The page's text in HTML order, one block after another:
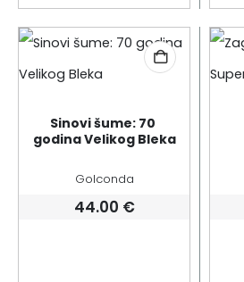
Sinovi šume: 70
godina Velikog Bleka
Golconda
44.00 €